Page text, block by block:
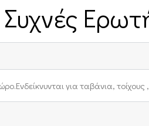
Συχνές
για ταβάνια, τοίχους